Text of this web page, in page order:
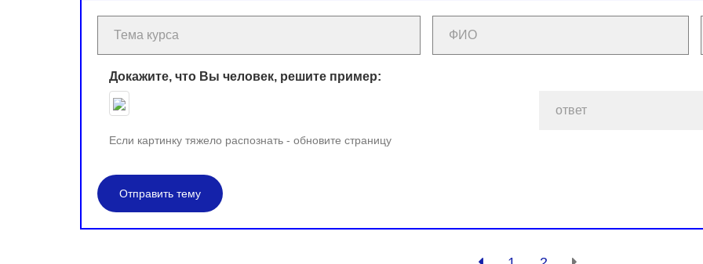
Докажите, что Вы человек, решите пример:
Если картинку тяжело распознать - обновите страницу
Отправить тему